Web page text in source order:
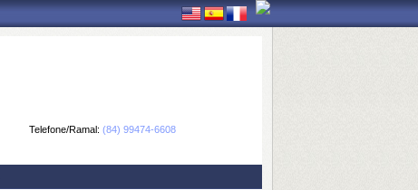
Telefone/Ramal: (84) 99474-6608